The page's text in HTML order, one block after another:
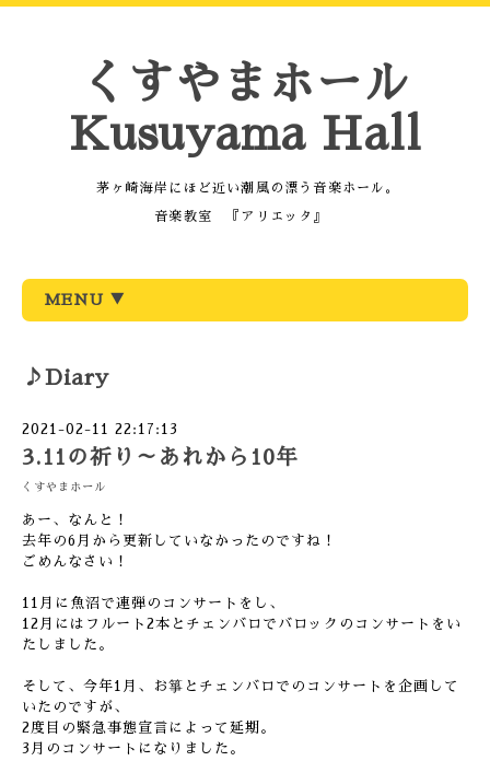
くすやまホール
Kusuyama Hall
茅ヶ崎海岸にほど近い潮風の漂う音楽ホール。
音楽教室 『アリエッタ』
MENU ▼
♪Diary
2021-02-11 22:17:13
3.11の祈り～あれから10年
くすやまホール
あー、なんと！
去年の6月から更新していなかったのですね！
ごめんなさい！
11月に魚沼で連弾のコンサートをし、
12月にはフルート2本とチェンバロでバロックのコンサートをい
たしました。
そして、今年1月、お箏とチェンバロでのコンサートを企画して
いたのですが、
2度目の緊急事態宣言によって延期。
3月のコンサートになりました。